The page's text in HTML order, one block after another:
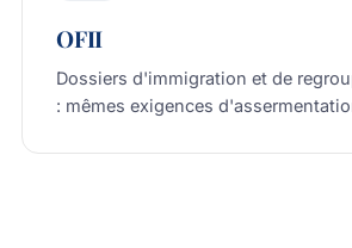
OFII
Dossiers d'immigration et de
: mêmes exigences